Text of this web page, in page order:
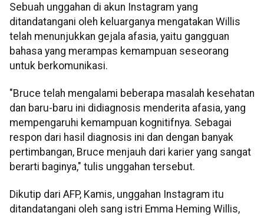
Sebuah unggahan di akun Instagram yang
ditandatangani oleh keluarganya mengatakan Willis
telah menunjukkan gejala afasia, yaitu gangguan
bahasa yang merampas kemampuan seseorang
untuk berkomunikasi.
"Bruce telah mengalami beberapa masalah kesehatan
dan baru-baru ini didiagnosis menderita afasia, yang
mempengaruhi kemampuan kognitifnya. Sebagai
respon dari hasil diagnosis ini dan dengan banyak
pertimbangan, Bruce menjauh dari karier yang sangat
berarti baginya," tulis unggahan tersebut.
Dikutip dari AFP, Kamis, unggahan Instagram itu
ditandatangani oleh sang istri Emma Heming Willis,